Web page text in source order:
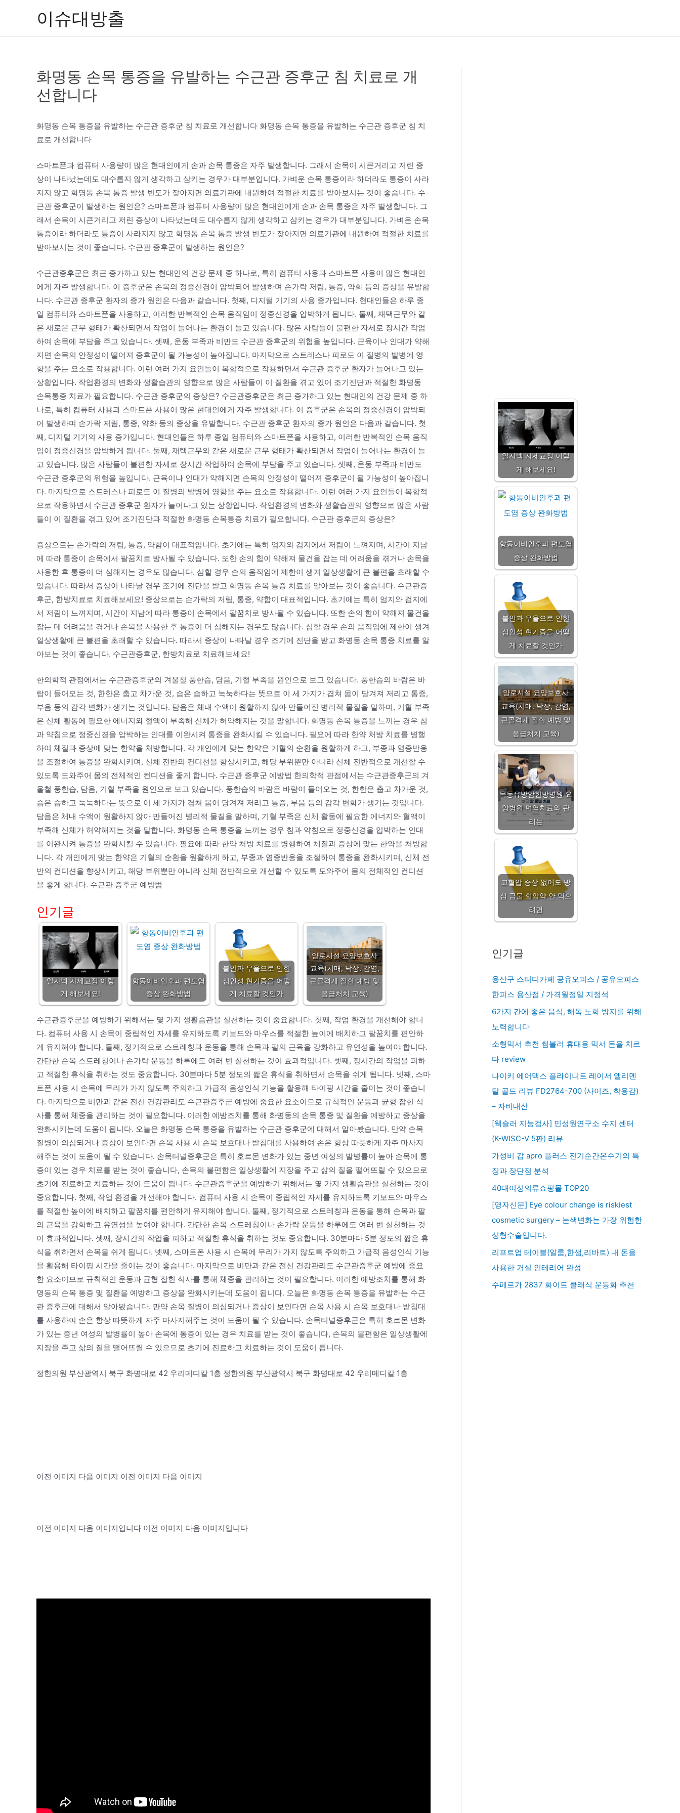
이슈대방출
화명동 손목 통증을 유발하는 수근관 증후군 침 치료로 개
선합니다
화명동 손목 통증을 유발하는 수근관 증후군 침 치료로 개선합니다 화명동 손목 통증을 유발하는 수근관 증후군 침 치
료로 개선합니다
스마트폰과 컴퓨터 사용량이 많은 현대인에게 손과 손목 통증은 자주 발생합니다. 그래서 손목이 시큰거리고 저린 증
상이 나타났는데도 대수롭지 않게 생각하고 삼키는 경우가 대부분입니다. 가벼운 손목 통증이라 하더라도 통증이 사라
지지 않고 화명동 손목 통증 발생 빈도가 잦아지면 의료기관에 내원하여 적절한 치료를 받아보시는 것이 좋습니다. 수
근관 증후군이 발생하는 원인은? 스마트폰과 컴퓨터 사용량이 많은 현대인에게 손과 손목 통증은 자주 발생합니다. 그
래서 손목이 시큰거리고 저린 증상이 나타났는데도 대수롭지 않게 생각하고 삼키는 경우가 대부분입니다. 가벼운 손목
통증이라 하더라도 통증이 사라지지 않고 화명동 손목 통증 발생 빈도가 잦아지면 의료기관에 내원하여 적절한 치료를
받아보시는 것이 좋습니다. 수근관 증후군이 발생하는 원인은?
수근관증후군은 최근 증가하고 있는 현대인의 건강 문제 중 하나로, 특히 컴퓨터 사용과 스마트폰 사용이 많은 현대인
에게 자주 발생합니다. 이 증후군은 손목의 정중신경이 압박되어 발생하며 손가락 저림, 통증, 약화 등의 증상을 유발합
니다. 수근관 증후군 환자의 증가 원인은 다음과 같습니다. 첫째, 디지털 기기의 사용 증가입니다. 현대인들은 하루 종
일 컴퓨터와 스마트폰을 사용하고, 이러한 반복적인 손목 움직임이 정중신경을 압박하게 됩니다. 둘째, 재택근무와 같
은 새로운 근무 형태가 확산되면서 작업이 늘어나는 환경이 늘고 있습니다. 많은 사람들이 불편한 자세로 장시간 작업
하여 손목에 부담을 주고 있습니다. 셋째, 운동 부족과 비만도 수근관 증후군의 위험을 높입니다. 근육이나 인대가 약해
지면 손목의 안정성이 떨어져 증후군이 될 가능성이 높아집니다. 마지막으로 스트레스나 피로도 이 질병의 발병에 영
향을 주는 요소로 작용합니다. 이런 여러 가지 요인들이 복합적으로 작용하면서 수근관 증후군 환자가 늘어나고 있는
상황입니다. 작업환경의 변화와 생활습관의 영향으로 많은 사람들이 이 질환을 겪고 있어 조기진단과 적절한 화명동
손목통증 치료가 필요합니다. 수근관 증후군의 증상은? 수근관증후군은 최근 증가하고 있는 현대인의 건강 문제 중 하
나로, 특히 컴퓨터 사용과 스마트폰 사용이 많은 현대인에게 자주 발생합니다. 이 증후군은 손목의 정중신경이 압박되
어 발생하며 손가락 저림, 통증, 약화 등의 증상을 유발합니다. 수근관 증후군 환자의 증가 원인은 다음과 같습니다. 첫
째, 디지털 기기의 사용 증가입니다. 현대인들은 하루 종일 컴퓨터와 스마트폰을 사용하고, 이러한 반복적인 손목 움직
임이 정중신경을 압박하게 됩니다. 둘째, 재택근무와 같은 새로운 근무 형태가 확산되면서 작업이 늘어나는 환경이 늘
고 있습니다. 많은 사람들이 불편한 자세로 장시간 작업하여 손목에 부담을 주고 있습니다. 셋째, 운동 부족과 비만도
수근관 증후군의 위험을 높입니다. 근육이나 인대가 약해지면 손목의 안정성이 떨어져 증후군이 될 가능성이 높아집니
다. 마지막으로 스트레스나 피로도 이 질병의 발병에 영향을 주는 요소로 작용합니다. 이런 여러 가지 요인들이 복합적
으로 작용하면서 수근관 증후군 환자가 늘어나고 있는 상황입니다. 작업환경의 변화와 생활습관의 영향으로 많은 사람
들이 이 질환을 겪고 있어 조기진단과 적절한 화명동 손목통증 치료가 필요합니다. 수근관 증후군의 증상은?
증상으로는 손가락의 저림, 통증, 약함이 대표적입니다. 초기에는 특히 엄지와 검지에서 저림이 느껴지며, 시간이 지남
에 따라 통증이 손목에서 팔꿈치로 방사될 수 있습니다. 또한 손의 힘이 약해져 물건을 잡는 데 어려움을 겪거나 손목을
사용한 후 통증이 더 심해지는 경우도 많습니다. 심할 경우 손의 움직임에 제한이 생겨 일상생활에 큰 불편을 초래할 수
있습니다. 따라서 증상이 나타날 경우 조기에 진단을 받고 화명동 손목 통증 치료를 알아보는 것이 좋습니다. 수근관증
후군, 한방치료로 치료해보세요! 증상으로는 손가락의 저림, 통증, 약함이 대표적입니다. 초기에는 특히 엄지와 검지에
서 저림이 느껴지며, 시간이 지남에 따라 통증이 손목에서 팔꿈치로 방사될 수 있습니다. 또한 손의 힘이 약해져 물건을
잡는 데 어려움을 겪거나 손목을 사용한 후 통증이 더 심해지는 경우도 많습니다. 심할 경우 손의 움직임에 제한이 생겨
일상생활에 큰 불편을 초래할 수 있습니다. 따라서 증상이 나타날 경우 조기에 진단을 받고 화명동 손목 통증 치료를 알
아보는 것이 좋습니다. 수근관증후군, 한방치료로 치료해보세요!
한의학적 관점에서는 수근관증후군의 겨울철 풍한습, 담음, 기혈 부족을 원인으로 보고 있습니다. 풍한습의 바람은 바
람이 들어오는 것, 한한은 춥고 차가운 것, 습은 습하고 눅눅하다는 뜻으로 이 세 가지가 겹쳐 몸이 당겨져 저리고 통증,
부음 등의 감각 변화가 생기는 것입니다. 담음은 체내 수액이 원활하지 않아 만들어진 병리적 물질을 말하며, 기혈 부족
은 신체 활동에 필요한 에너지와 혈액이 부족해 신체가 허약해지는 것을 말합니다. 화명동 손목 통증을 느끼는 경우 침
과 약침으로 정중신경을 압박하는 인대를 이완시켜 통증을 완화시킬 수 있습니다. 필요에 따라 한약 처방 치료를 병행
하여 체질과 증상에 맞는 한약을 처방합니다. 각 개인에게 맞는 한약은 기혈의 순환을 원활하게 하고, 부종과 염증반응
을 조절하여 통증을 완화시키며, 신체 전반의 컨디션을 향상시키고, 해당 부위뿐만 아니라 신체 전반적으로 개선할 수
있도록 도와주어 몸의 전체적인 컨디션을 좋게 합니다. 수근관 증후군 예방법 한의학적 관점에서는 수근관증후군의 겨
울철 풍한습, 담음, 기혈 부족을 원인으로 보고 있습니다. 풍한습의 바람은 바람이 들어오는 것, 한한은 춥고 차가운 것,
습은 습하고 눅눅하다는 뜻으로 이 세 가지가 겹쳐 몸이 당겨져 저리고 통증, 부음 등의 감각 변화가 생기는 것입니다.
담음은 체내 수액이 원활하지 않아 만들어진 병리적 물질을 말하며, 기혈 부족은 신체 활동에 필요한 에너지와 혈액이
부족해 신체가 허약해지는 것을 말합니다. 화명동 손목 통증을 느끼는 경우 침과 약침으로 정중신경을 압박하는 인대
를 이완시켜 통증을 완화시킬 수 있습니다. 필요에 따라 한약 처방 치료를 병행하여 체질과 증상에 맞는 한약을 처방합
니다. 각 개인에게 맞는 한약은 기혈의 순환을 원활하게 하고, 부종과 염증반응을 조절하여 통증을 완화시키며, 신체 전
반의 컨디션을 향상시키고, 해당 부위뿐만 아니라 신체 전반적으로 개선할 수 있도록 도와주어 몸의 전체적인 컨디션
을 좋게 합니다. 수근관 증후군 예방법
인기글
일자넥 자세교정 이렇
게 해보세요!
향동이비인후과 편도염
증상 완화방법
불안과 우울으로 인한
심인성 현기증을 어떻
게 치료할 것인가
양로시설 요양보호사
교육(치매, 낙상, 감염,
근골격계 질환 예방 및
응급처치 교육)
수근관증후군을 예방하기 위해서는 몇 가지 생활습관을 실천하는 것이 중요합니다. 첫째, 작업 환경을 개선해야 합니
다. 컴퓨터 사용 시 손목이 중립적인 자세를 유지하도록 키보드와 마우스를 적절한 높이에 배치하고 팔꿈치를 편안하
게 유지해야 합니다. 둘째, 정기적으로 스트레칭과 운동을 통해 손목과 팔의 근육을 강화하고 유연성을 높여야 합니다.
간단한 손목 스트레칭이나 손가락 운동을 하루에도 여러 번 실천하는 것이 효과적입니다. 셋째, 장시간의 작업을 피하
고 적절한 휴식을 취하는 것도 중요합니다. 30분마다 5분 정도의 짧은 휴식을 취하면서 손목을 쉬게 됩니다. 넷째, 스마
트폰 사용 시 손목에 무리가 가지 않도록 주의하고 가급적 음성인식 기능을 활용해 타이핑 시간을 줄이는 것이 좋습니
다. 마지막으로 비만과 같은 전신 건강관리도 수근관증후군 예방에 중요한 요소이므로 규칙적인 운동과 균형 잡힌 식
사를 통해 체중을 관리하는 것이 필요합니다. 이러한 예방조치를 통해 화명동의 손목 통증 및 질환을 예방하고 증상을
완화시키는데 도움이 됩니다. 오늘은 화명동 손목 통증을 유발하는 수근관 증후군에 대해서 알아봤습니다. 만약 손목
질병이 의심되거나 증상이 보인다면 손목 사용 시 손목 보호대나 받침대를 사용하여 손은 항상 따뜻하게 자주 마사지
해주는 것이 도움이 될 수 있습니다. 손목터널증후군은 특히 호르몬 변화가 있는 중년 여성의 발병률이 높아 손목에 통
증이 있는 경우 치료를 받는 것이 좋습니다, 손목의 불편함은 일상생활에 지장을 주고 삶의 질을 떨어뜨릴 수 있으므로
초기에 진료하고 치료하는 것이 도움이 됩니다. 수근관증후군을 예방하기 위해서는 몇 가지 생활습관을 실천하는 것이
중요합니다. 첫째, 작업 환경을 개선해야 합니다. 컴퓨터 사용 시 손목이 중립적인 자세를 유지하도록 키보드와 마우스
를 적절한 높이에 배치하고 팔꿈치를 편안하게 유지해야 합니다. 둘째, 정기적으로 스트레칭과 운동을 통해 손목과 팔
의 근육을 강화하고 유연성을 높여야 합니다. 간단한 손목 스트레칭이나 손가락 운동을 하루에도 여러 번 실천하는 것
이 효과적입니다. 셋째, 장시간의 작업을 피하고 적절한 휴식을 취하는 것도 중요합니다. 30분마다 5분 정도의 짧은 휴
식을 취하면서 손목을 쉬게 됩니다. 넷째, 스마트폰 사용 시 손목에 무리가 가지 않도록 주의하고 가급적 음성인식 기능
을 활용해 타이핑 시간을 줄이는 것이 좋습니다. 마지막으로 비만과 같은 전신 건강관리도 수근관증후군 예방에 중요
한 요소이므로 규칙적인 운동과 균형 잡힌 식사를 통해 체중을 관리하는 것이 필요합니다. 이러한 예방조치를 통해 화
명동의 손목 통증 및 질환을 예방하고 증상을 완화시키는데 도움이 됩니다. 오늘은 화명동 손목 통증을 유발하는 수근
관 증후군에 대해서 알아봤습니다. 만약 손목 질병이 의심되거나 증상이 보인다면 손목 사용 시 손목 보호대나 받침대
를 사용하여 손은 항상 따뜻하게 자주 마사지해주는 것이 도움이 될 수 있습니다. 손목터널증후군은 특히 호르몬 변화
가 있는 중년 여성의 발병률이 높아 손목에 통증이 있는 경우 치료를 받는 것이 좋습니다, 손목의 불편함은 일상생활에
지장을 주고 삶의 질을 떨어뜨릴 수 있으므로 초기에 진료하고 치료하는 것이 도움이 됩니다.
정한의원 부산광역시 북구 화명대로 42 우리메디칼 1층 정한의원 부산광역시 북구 화명대로 42 우리메디칼 1층
이전 이미지 다음 이미지 이전 이미지 다음 이미지
이전 이미지 다음 이미지입니다 이전 이미지 다음 이미지입니다
일자넥 자세교정 이렇
게 해보세요!
향동이비인후과 편도염
증상 완화방법
불안과 우울으로 인한
심인성 현기증을 어떻
게 치료할 것인가
양로시설 요양보호사
교육(치매, 낙상, 감염,
근골격계 질환 예방 및
응급처치 교육)
목동유방암한방병원 요
양병원 면역치료와 관
리는
고혈압 증상 없어도 방
심 금물 혈압약 안 먹으
려면
인기글
용산구 스터디카페 공유오피스 / 공유오피스
한피스 용산점 / 가격월정일 지정석
6가지 간에 좋은 음식, 해독 노화 방지를 위해
노력합니다
소형믹서 추천 썸블러 휴대용 믹서 돈을 치르
다 review
나이키 에어맥스 플라이니트 레이서 엘리멘
탈 골드 리뷰 FD2764-700 (사이즈, 착용감)
– 자비내산
[웩슬러 지능검사] 민성원연구소 수지 센터
(K-WISC-V 5판) 리뷰
가성비 갑 apro 플러스 전기순간온수기의 특
징과 장단점 분석
40대여성의류쇼핑몰 TOP20
[영자신문] Eye colour change is riskiest
cosmetic surgery – 눈색변화는 가장 위험한
성형수술입니다.
리프트업 테이블(일룸,한샘,리바트) 내 돈을
사용한 거실 인테리어 완성
수페르가 2837 화이트 클래식 운동화 추천